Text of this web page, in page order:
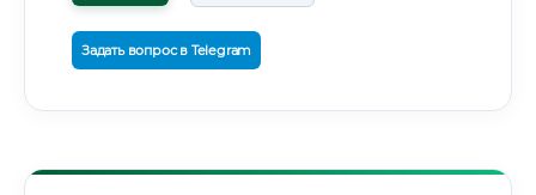
Задать вопрос в Telegram